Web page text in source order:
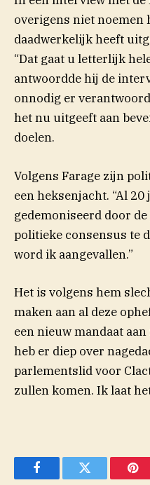
overigens nietnoemen
daadwerkelijk heeft
“Dat gaat u letterlijk
antwoordde hij de
onnodig er
het nu uitgeeft aan
doelen.
Volgens Farage zijn
een heksenjacht. “Al
gedemoniseerd door
politieke consensus te
word ik aangevallen.”
Het is volgens hem
maken aan al deze
een nieuw mandaat
heb er diep over
parlementslid voor
zullen komen. Ik laat
FacebookTwitter